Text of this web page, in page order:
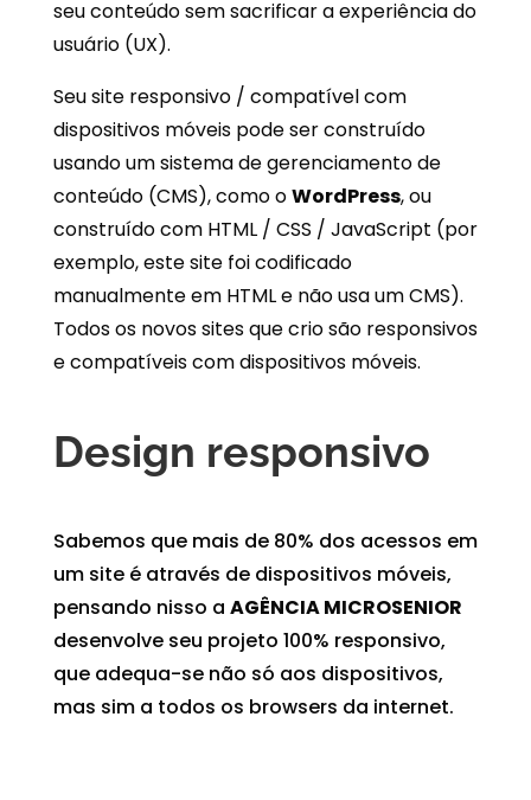
seu conteúdo sem sacrificar a experiência do
usuário (UX).
Seu site responsivo / compatível com
dispositivos móveis pode ser construído
usando um sistema de gerenciamento de
conteúdo (CMS), como oWordPress, ou
construído com HTML / CSS / JavaScript (por
exemplo, este site foi codificado
manualmente em HTML e não usa um CMS).
Todos os novos sites que crio são responsivos
e compatíveis com dispositivos móveis.
Design responsivo
Sabemos que mais de 80% dos acessos em
um site é através de dispositivos móveis,
pensando nisso a AGÊNCIA MICROSENIOR
desenvolve seu projeto 100% responsivo,
que adequa-se não só aos dispositivos,
mas sim a todos os browsers da internet.